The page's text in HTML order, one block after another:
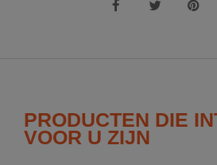
PRODUCTEN DIE
VOOR U ZIJN